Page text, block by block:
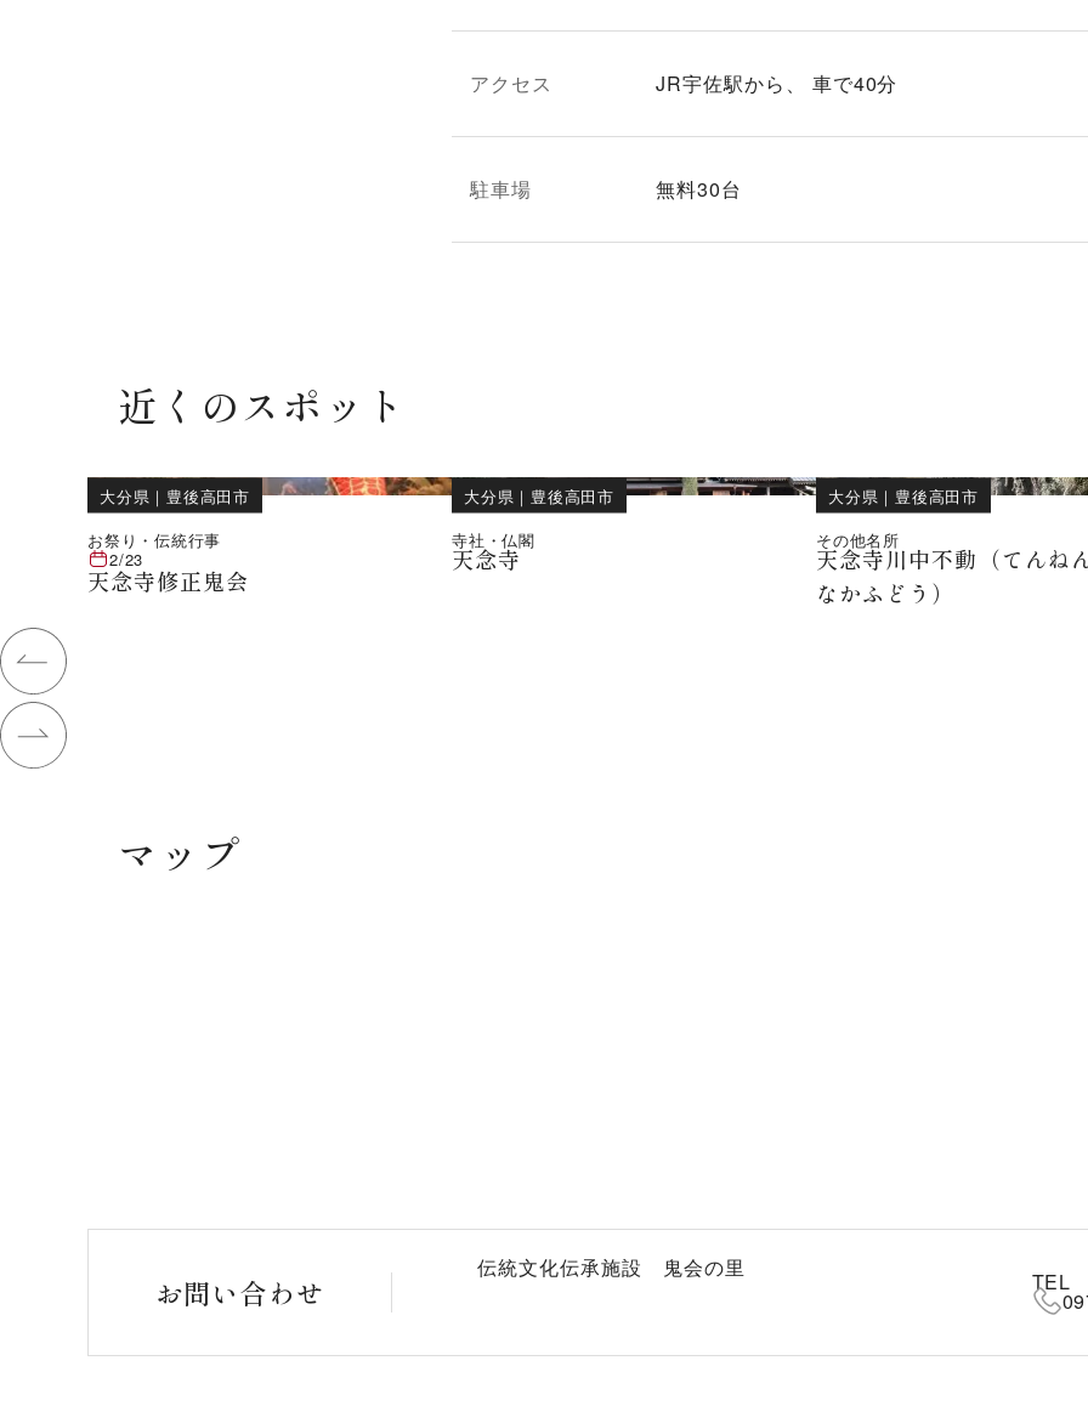
アクセス JR宇佐駅から
駐車場 無料30台
近くのスポット
大分県 ｜ 豊後高田市
お祭り・伝統行事
2/23
天念寺修正鬼会
大分県 ｜ 豊後高田市
寺社・仏閣
天念寺
大分県 ｜ 豊後高田市
その他名所
天念寺川中不動（てんね
なかふどう）
マップ
お問い合わせ
伝統文化伝承施設 鬼会の里
TEL